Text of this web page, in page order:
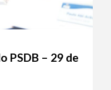
PSDB – 29 de